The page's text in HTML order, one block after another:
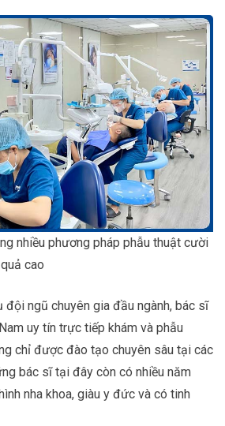
nhiều phương pháp phẫu thuật cười
cao
đội ngũ chuyên gia đầu ngành, bác sĩ
uy tín trực tiếp khám và phẫu
chỉ được đào tạo chuyên sâu tại các
bác sĩ tại đây còn có nhiều năm
nha khoa, giàu y đức và có tinh